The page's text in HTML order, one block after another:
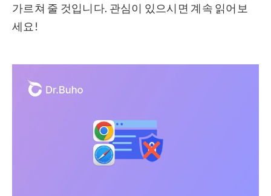
가르쳐 줄 것입니다. 관심이 있으시면 계속 읽어보
세요!